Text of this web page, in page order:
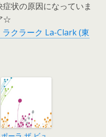
状の原因になっていま
☆
クラーク La-Clark (東